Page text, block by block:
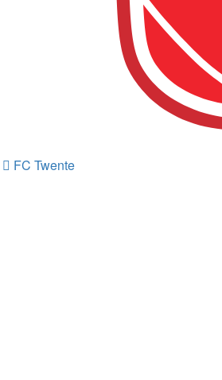
FC Twente